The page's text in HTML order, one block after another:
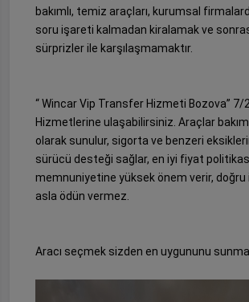
bakımlı, temiz araçları, kurumsal
soru işareti kalmadan kiralamak ve
sürprizler ile karşılaşmamaktır.
“ Wincar Vip Transfer Hizmeti Bozova” 7/
Hizmetlerine ulaşabilirsiniz. Araçlar
olarak sunulur, sigorta ve benzeri
sürücü desteği sağlar, en iyi fiyat
memnuniyetine yüksek önem verir, doğru
asla ödün vermez.
Aracı seçmek sizden en uygununu